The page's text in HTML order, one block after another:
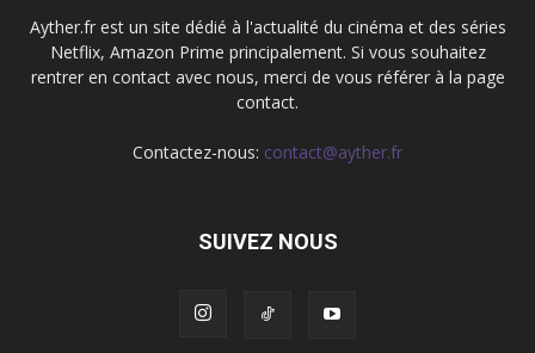
Ayther.fr est un site dédié à l'actualité du cinéma et des séries
Netflix, Amazon Prime principalement. Si vous souhaitez
rentrer en contact avec nous, merci de vous référer à la page
contact.
Contactez-nous: contact@ayther.fr
SUIVEZ NOUS